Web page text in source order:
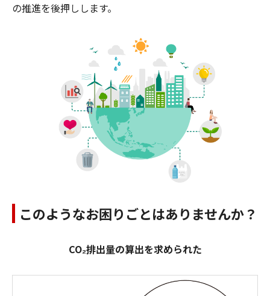
の推進を後押しします。
このようなお困りごとはありませんか？
CO₂排出量の算出を求められた